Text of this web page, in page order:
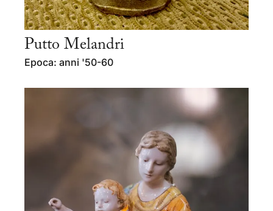
Putto Melandri
Epoca: anni '50-60